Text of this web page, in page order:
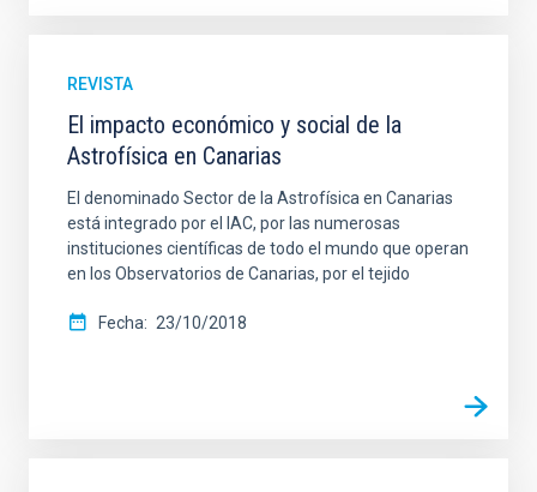
REVISTA
El impacto económico y social de la
Astrofísica en Canarias
El denominado Sector de la Astrofísica en Canarias
está integrado por el IAC, por las numerosas
instituciones científicas de todo el mundo que operan
en los Observatorios de Canarias, por el tejido
Fecha 23/10/2018